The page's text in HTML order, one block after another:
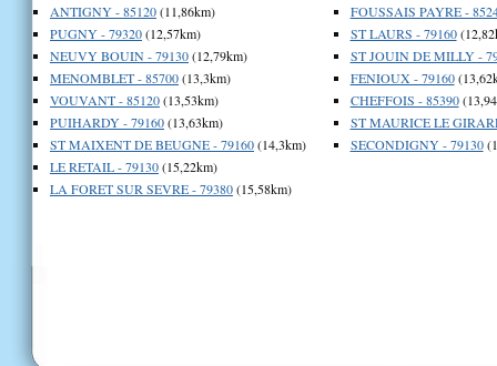
ANTIGNY - 85120(11,86km)
PUGNY - 79320(12,57km)
NEUVY BOUIN - 79130(12,79km)
MENOMBLET - 85700(13,3km)
VOUVANT - 85120(13,53km)
PUIHARDY - 79160(13,63km)
ST MAIXENT DE BEUGNE - 79160(14,3km)
LE RETAIL - 79130(15,22km)
LA FORET SUR SEVRE - 79380(15,58km)
FOUSSAIS PAYRE -
ST LAURS - 79160
ST JOUIN DE MILLY -
FENIOUX - 79160
CHEFFOIS - 85390
ST MAURICE LE
SECONDIGNY - 79130